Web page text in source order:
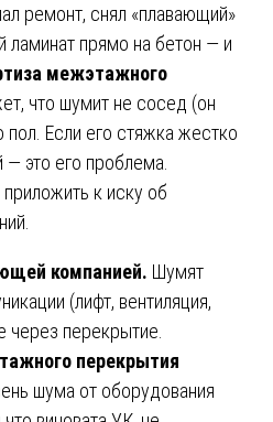
ремонт, снял «плавающий»
ламинат прямо на бетон — и
межэтажного
что шумит не сосед (он
пол. Если его стяжка жестко
это его проблема.
к иску об
компанией. Шумят
(лифт, вентиляция,
перекрытие.
перекрытия
шума от оборудования